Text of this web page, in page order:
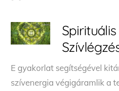
E gyakorlat segítségével
szívenergia végigáramlik a